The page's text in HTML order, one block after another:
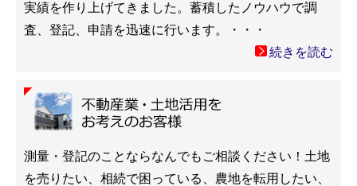
実績を作り上げてきました。蓄積したノウハウで調
査、登記、申請を迅速に行います。・・・
続きを読む
測量・登記のことならなんでもご相談ください！土地
を売りたい、相続で困っている、農地を転用したい、